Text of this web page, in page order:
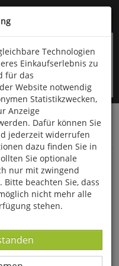
960
Zeitschriften
Technologien
Einkaufserlebnis zu
für das
Website notwendig
Statistikzwecken,
Anzeige
Dafür können Sie
jederzeit widerrufen
dazu finden Sie in
Sie optionale
nur mit zwingend
beachten Sie, dass
nicht mehr alle
stehen.
-